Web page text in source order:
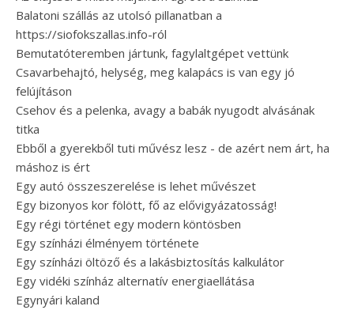
Balatoni szállás az utolsó pillanatban a
https://siofokszallas.info-ról
Bemutatóteremben jártunk, fagylaltgépet vettünk
Csavarbehajtó, helység, meg kalapács is van egy jó
felújításon
Csehov és a pelenka, avagy a babák nyugodt alvásának
titka
Ebből a gyerekből tuti művész lesz - de azért nem árt, ha
máshoz is ért
Egy autó összeszerelése is lehet művészet
Egy bizonyos kor fölött, fő az elővigyázatosság!
Egy régi történet egy modern köntösben
Egy színházi élményem története
Egy színházi öltöző és a lakásbiztosítás kalkulátor
Egy vidéki színház alternatív energiaellátása
Egynyári kaland